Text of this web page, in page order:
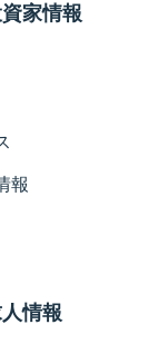
家情報
報
情報